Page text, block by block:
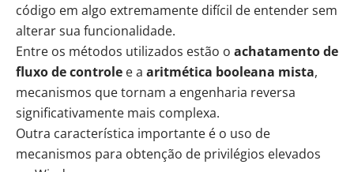
código em algo extremamente difícil de entender sem
alterar sua funcionalidade.
Entre os métodos utilizados estão o achatamento de
fluxo de controle e a aritmética booleana mista,
mecanismos que tornam a engenharia reversa
significativamente mais complexa.
Outra característica importante é o uso de
mecanismos para obtenção de privilégios elevados